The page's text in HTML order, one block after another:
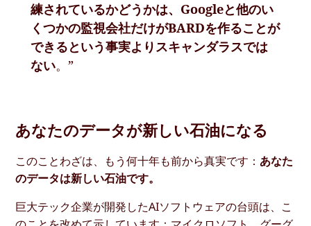
練されているかどうかは、Googleと他のい
くつかの監視会社だけがBARDを作ることが
できるという事実よりスキャンダラスでは
ない。”
あなたのデータが新しい石油になる
このことわざは、もう何十年も前から真実です： あなた
のデータは新しい石油です。
巨大テック企業が開発したAIソフトウェアの台頭は、こ